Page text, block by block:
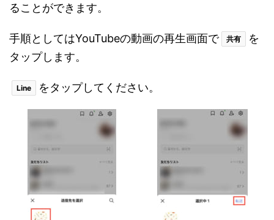
ることができます。
手順としてはYouTubeの動画の再生画面で 共有
を
タップします。
Line をタップしてください。